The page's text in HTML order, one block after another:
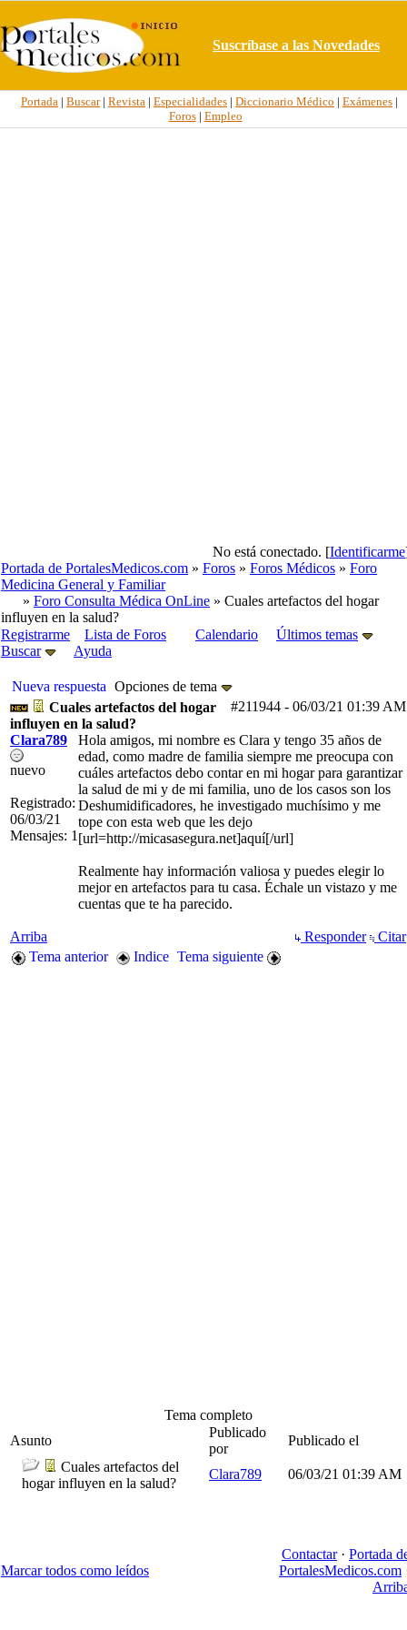
Suscríbase a las Novedades
Portada | Buscar| Revista | Especialidades | Diccionario Médico | Exámenes |
Foros| Empleo
No está conectado. [Identificarme
Portada de PortalesMedicos.com » Foros » Foros Médicos » Foro
Medicina General y Familiar
» Foro Consulta Médica OnLine » Cuales artefactos del hogar
influyen en la salud?
Registrarme
Lista de Foros Calendario
Últimos temas
Buscar
Ayuda
Nueva respuesta Opciones de tema
#211944 - 06/03/21 01:39 AM
Cuales artefactos del hogar
influyen en la salud?
Clara789
nuevo
Registrado:
06/03/21
Mensajes: 1
Hola amigos, mi nombre es Clara y tengo 35 años de
edad, como madre de familia siempre me preocupa con
cuáles artefactos debo contar en mi hogar para garantizar
la salud de mi y de mi familia, uno de los casos son los
Deshumidificadores, he investigado muchísimo y me
tope con esta web que les dejo
[url=http://micasasegura.net]aquí[/url]
Realmente hay información valiosa y puedes elegir lo
mejor en artefactos para tu casa. Échale un vistazo y me
cuentas que te ha parecido.
Arriba Responder
Citar
Tema anterior
Indice Tema siguiente
Tema completo
Asunto
Publicado
por
Publicado el
Cuales artefactos del
hogar influyen en la salud?
Clara789 06/03/21 01:39 AM
Marcar todos como leídos
Contactar· Portada
PortalesMedicos.com